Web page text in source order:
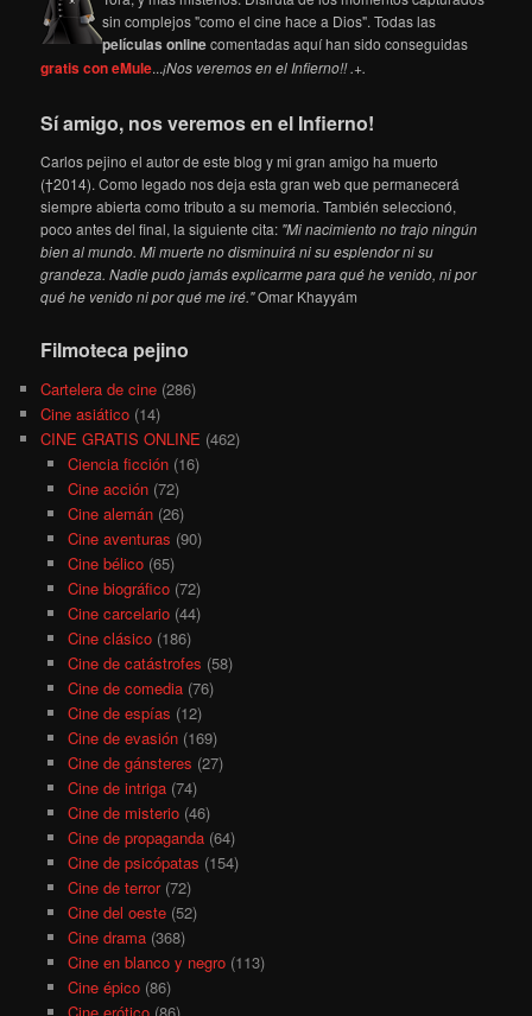
sin complejos "como el cine hace a Dios". Todas las
películas onlinecomentadas aquí han sido conseguidas
gratis con eMule...¡Nos veremos en el Infierno!! .+.
Sí amigo, nos veremos en el Infierno!
Carlos pejino el autor de este blog y mi gran amigo ha muerto
(†2014). Como legado nos deja esta gran web que permanecerá
siempre abierta como tributo a su memoria. También seleccionó,
poco antes del final, la siguiente cita: "Mi nacimiento no trajo ningún
bien al mundo. Mi muerte no disminuirá ni su esplendor ni su
grandeza. Nadie pudo jamás explicarme para qué he venido, ni por
qué he venido ni por qué me iré."Omar Khayyám
Filmoteca pejino
Cartelera de cine (286)
Cine asiático (14)
CINE GRATIS ONLINE (462)
Ciencia ficción(16)
Cine acción(72)
Cine alemán(26)
Cine aventuras (90)
Cine bélico(65)
Cine biográfico(72)
Cine carcelario(44)
Cine clásico(186)
Cine de catástrofes (58)
Cine de comedia(76)
Cine de espías (12)
Cine de evasión(169)
Cine de gánsteres (27)
Cine de intriga(74)
Cine de misterio(46)
Cine de propaganda(64)
Cine de psicópatas (154)
Cine de terror(72)
Cine del oeste(52)
Cine drama(368)
Cine en blanco y negro(113)
Cine épico(86)